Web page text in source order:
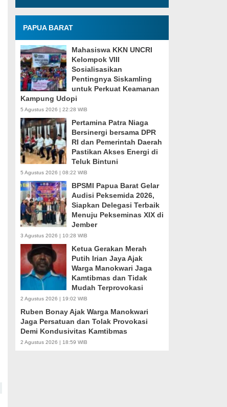
PAPUA BARAT
Mahasiswa KKN UNCRI
Kelompok VIII
Sosialisasikan
Pentingnya Siskamling
untuk Perkuat Keamanan
Kampung Udopi
5 Agustus 2026 | 22:28 WIB
Pertamina Patra Niaga
Bersinergi bersama DPR
RI dan Pemerintah Daerah
Pastikan Akses Energi di
Teluk Bintuni
5 Agustus 2026 | 08:22 WIB
BPSMI Papua Barat Gelar
Audisi Peksemida 2026,
Siapkan Delegasi Terbaik
Menuju Pekseminas XIX di
Jember
3 Agustus 2026 | 10:28 WIB
Ketua Gerakan Merah
Putih Irian Jaya Ajak
Warga Manokwari Jaga
Kamtibmas dan Tidak
Mudah Terprovokasi
2 Agustus 2026 | 19:02 WIB
Ruben Bonay Ajak Warga Manokwari
Jaga Persatuan dan Tolak Provokasi
Demi Kondusivitas Kamtibmas
2 Agustus 2026 | 18:59 WIB